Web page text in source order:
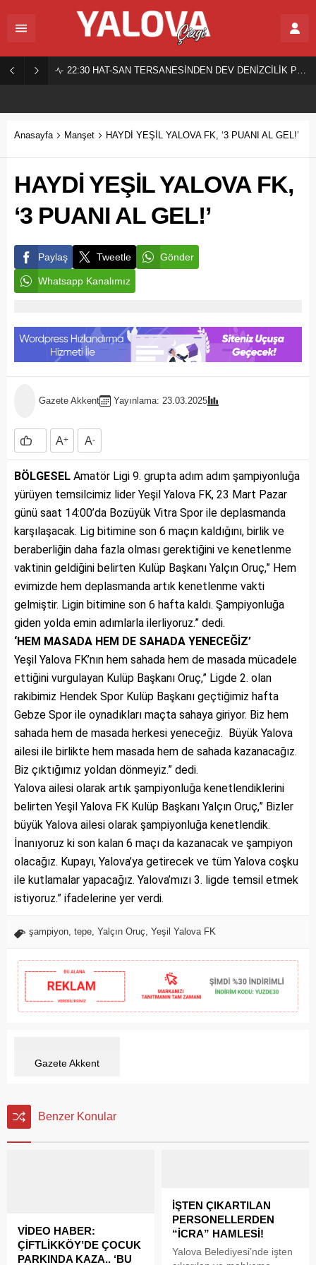
22:30 HAT-SAN TERSANESİNDEN DEV DENİZCİLİK PROJESİ!
Anasayfa Manşet HAYDİ YEŞİL YALOVA FK, ‘3 PUANI AL GEL!’
HAYDİ YEŞİL YALOVA FK,
‘3 PUANI AL GEL!’
Paylaş Tweetle Gönder
Whatsapp Kanalımız
Gazete Akkent Yayınlama: 23.03.2025
A+ A-
BÖLGESEL Amatör Ligi 9. grupta adım adım şampiyonluğa
yürüyen temsilcimiz lider Yeşil Yalova FK, 23 Mart Pazar
günü saat 14:00’da Bozüyük Vitra Spor ile deplasmanda
karşılaşacak. Lig bitimine son 6 maçın kaldığını, birlik ve
beraberliğin daha fazla olması gerektiğini ve kenetlenme
vaktinin geldiğini belirten Kulüp Başkanı Yalçın Oruç,” Hem
evimizde hem deplasmanda artık kenetlenme vakti
gelmiştir. Ligin bitimine son 6 hafta kaldı. Şampiyonluğa
giden yolda emin adımlarla ilerliyoruz.” dedi.
‘HEM MASADA HEM DE SAHADA YENECEĞİZ’
Yeşil Yalova FK’nın hem sahada hem de masada mücadele
ettiğini vurgulayan Kulüp Başkanı Oruç,” Ligde 2. olan
rakibimiz Hendek Spor Kulüp Başkanı geçtiğimiz hafta
Gebze Spor ile oynadıkları maçta sahaya giriyor. Biz hem
sahada hem de masada herkesi yeneceğiz. Büyük Yalova
ailesi ile birlikte hem masada hem de sahada kazanacağız.
Biz çıktığımız yoldan dönmeyiz.” dedi.
Yalova ailesi olarak artık şampiyonluğa kenetlendiklerini
belirten Yeşil Yalova FK Kulüp Başkanı Yalçın Oruç,” Bizler
büyük Yalova ailesi olarak şampiyonluğa kenetlendik.
İnanıyoruz ki son kalan 6 maçı da kazanacak ve şampiyon
olacağız. Kupayı, Yalova’ya getirecek ve tüm Yalova coşku
ile kutlamalar yapacağız. Yalova’mızı 3. ligde temsil etmek
istiyoruz.” ifadelerine yer verdi.
şampiyon, tepe, Yalçın Oruç, Yeşil Yalova FK
Gazete Akkent
Benzer Konular
VİDEO HABER:
ÇİFTLİKKÖY’DE ÇOCUK
PARKINDA KAZA.. ‘BU
İŞTEN ÇIKARTILAN
PERSONELLERDEN
“İCRA” HAMLESİ!
Yalova Belediyesi’nde işten